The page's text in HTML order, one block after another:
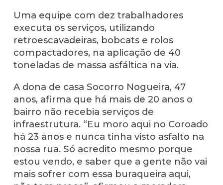
Uma equipe com dez trabalhadores
executa os serviços, utilizando
retroescavadeiras, bobcats e rolos
compactadores, na aplicação de 40
toneladas de massa asfáltica na via.
A dona de casa Socorro Nogueira, 47
anos, afirma que há mais de 20 anos o
bairro não recebia serviços de
infraestrutura. “Eu moro aqui no Coroado
há 23 anos e nunca tinha visto asfalto na
nossa rua. Só acredito mesmo porque
estou vendo, e saber que a gente não vai
mais sofrer com essa buraqueira aqui,